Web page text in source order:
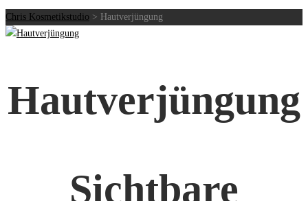
Chris Kosmetikstudio > Hautverjüngung
Hautverjüngung
Sichtbare